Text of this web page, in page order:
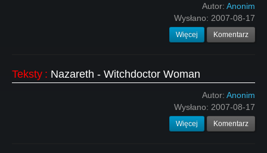
Autor: Anonim
Wysłano: 2007-08-17
Więcej Komentarz
Teksty : Nazareth - Witchdoctor Woman
Autor: Anonim
Wysłano: 2007-08-17
Więcej Komentarz